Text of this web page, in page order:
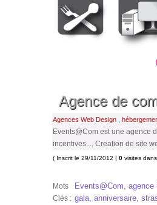
Agence de
Agences Web Design ,
Events@Com est une agence
incentives..., Creation de site
( Inscrit le 29/11/2012 | 0 visites
Mots
Clés :
Events@Com,
gala, anniversaire,